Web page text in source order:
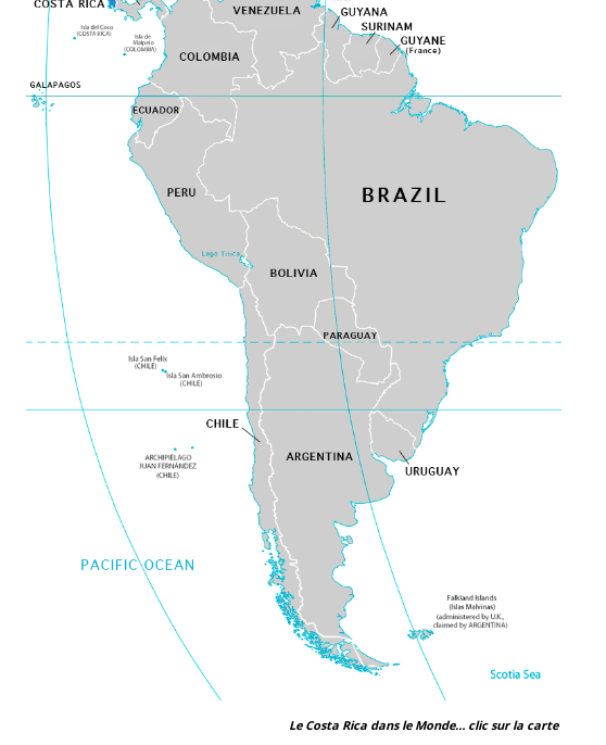
Le Costa Rica dans le Monde… clic sur la carte